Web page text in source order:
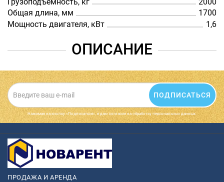
Общая длина, мм
1700
Мощность двигателя, кВт
1,6
ОПИСАНИЕ
ПОДПИСАТЬСЯ
Нажимая на кнопку «Подписаться», я даю cогласие на обработку персональных данных.
ПРОДАЖА И АРЕНДА